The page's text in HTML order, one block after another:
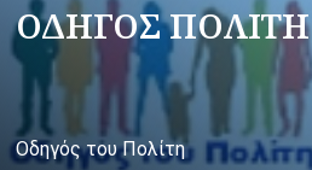
ΟΔΗΓΟΣ ΠΟΛΙΤΗ
Οδηγός του Πολίτη